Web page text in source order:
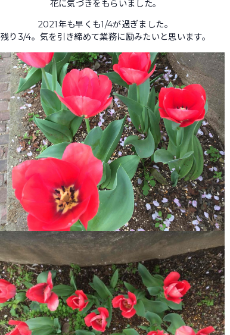
花に気づきをもらいました。
2021年も早くも1/4が過ぎました。
残り3/4。気を引き締めて業務に励みたいと思います。